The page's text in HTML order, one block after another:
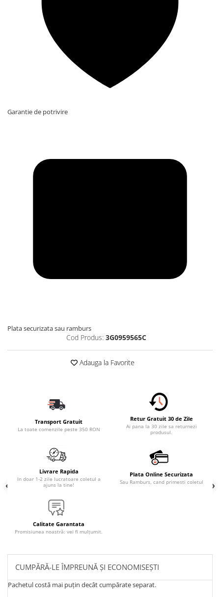
Garantie de potrivire
Plata securizata sau ramburs
Cod Produs: 3G0959565C
Adauga la Favorite
Transport Gratuit
La toate comenzile peste 350 RON
Retur Gratuit 30 de Zile
Ai pana la 30 zile sa returnezi
produsul.
Livrare Rapida
In doar 1-2 zile lucratoare coletul a
ajuns la tine!
Plata Online Securizata
Sau Ramburs, cand primesti coletul
Calitate Garantata
Promisiunea noastră: vei fi mulțumit.
CUMPĂRĂ-LE ÎMPREUNĂ ȘI ECONOMISEȘTI
Pachetul costă mai puțin decât cumpărate separat.